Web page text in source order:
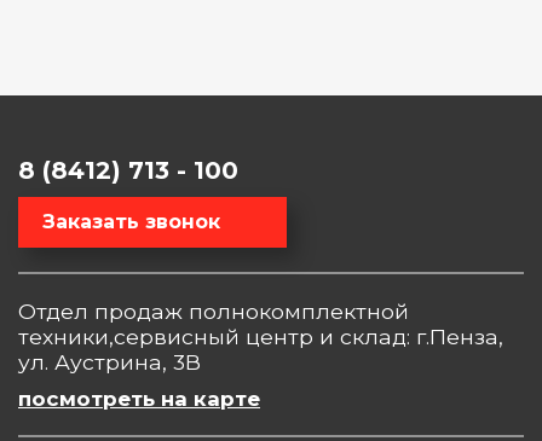
8 (8412) 713 - 100
Заказать звонок
Отдел продаж полнокомплектной
техники,сервисный центр и склад: г.Пенза,
ул. Аустрина, 3В
посмотреть на карте